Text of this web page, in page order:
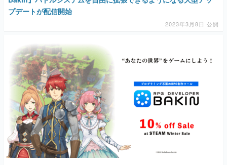
プデートが配信開始
2023年3月8日 公開